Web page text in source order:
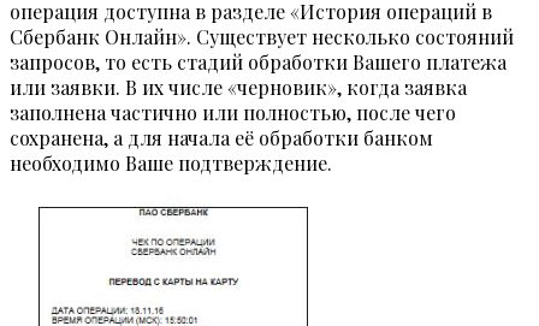
операция доступна в разделе «История операций в
Сбербанк Онлайн». Существует несколько состояний
запросов, то есть стадий обработки Вашего платежа
или заявки. В их числе «черновик», когда заявка
заполнена частично или полностью, после чего
сохранена, а для начала её обработки банком
необходимо Ваше подтверждение.